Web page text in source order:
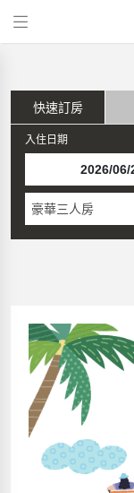
快速訂房
入住日期
豪華三人房